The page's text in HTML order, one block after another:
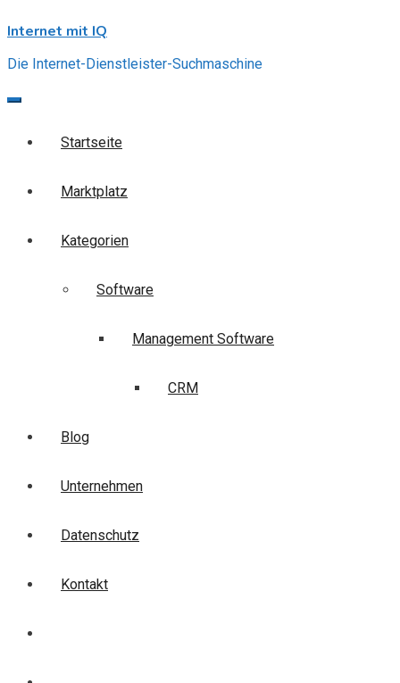
to
Internet mit IQ
Die Internet-Dienstleister-Suchmaschine
Startseite
Marktplatz
Kategorien
Software
Management Software
CRM
Blog
Unternehmen
Datenschutz
Kontakt